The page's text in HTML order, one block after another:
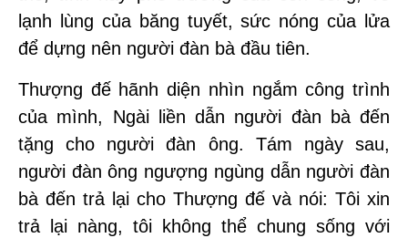
lạnh lùng của băng tuyết, sức nóng của lửa
để dựng nên người đàn bà đầu tiên.
Thượng đế hãnh diện nhìn ngắm công trình
của mình, Ngài liền dẫn người đàn bà đến
tặng cho người đàn ông. Tám ngày sau,
người đàn ông ngượng ngùng dẫn người đàn
bà đến trả lại cho Thượng đế và nói: Tôi xin
trả lại nàng, tôi không thể chung sống với